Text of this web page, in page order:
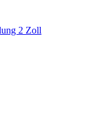
2 Zoll